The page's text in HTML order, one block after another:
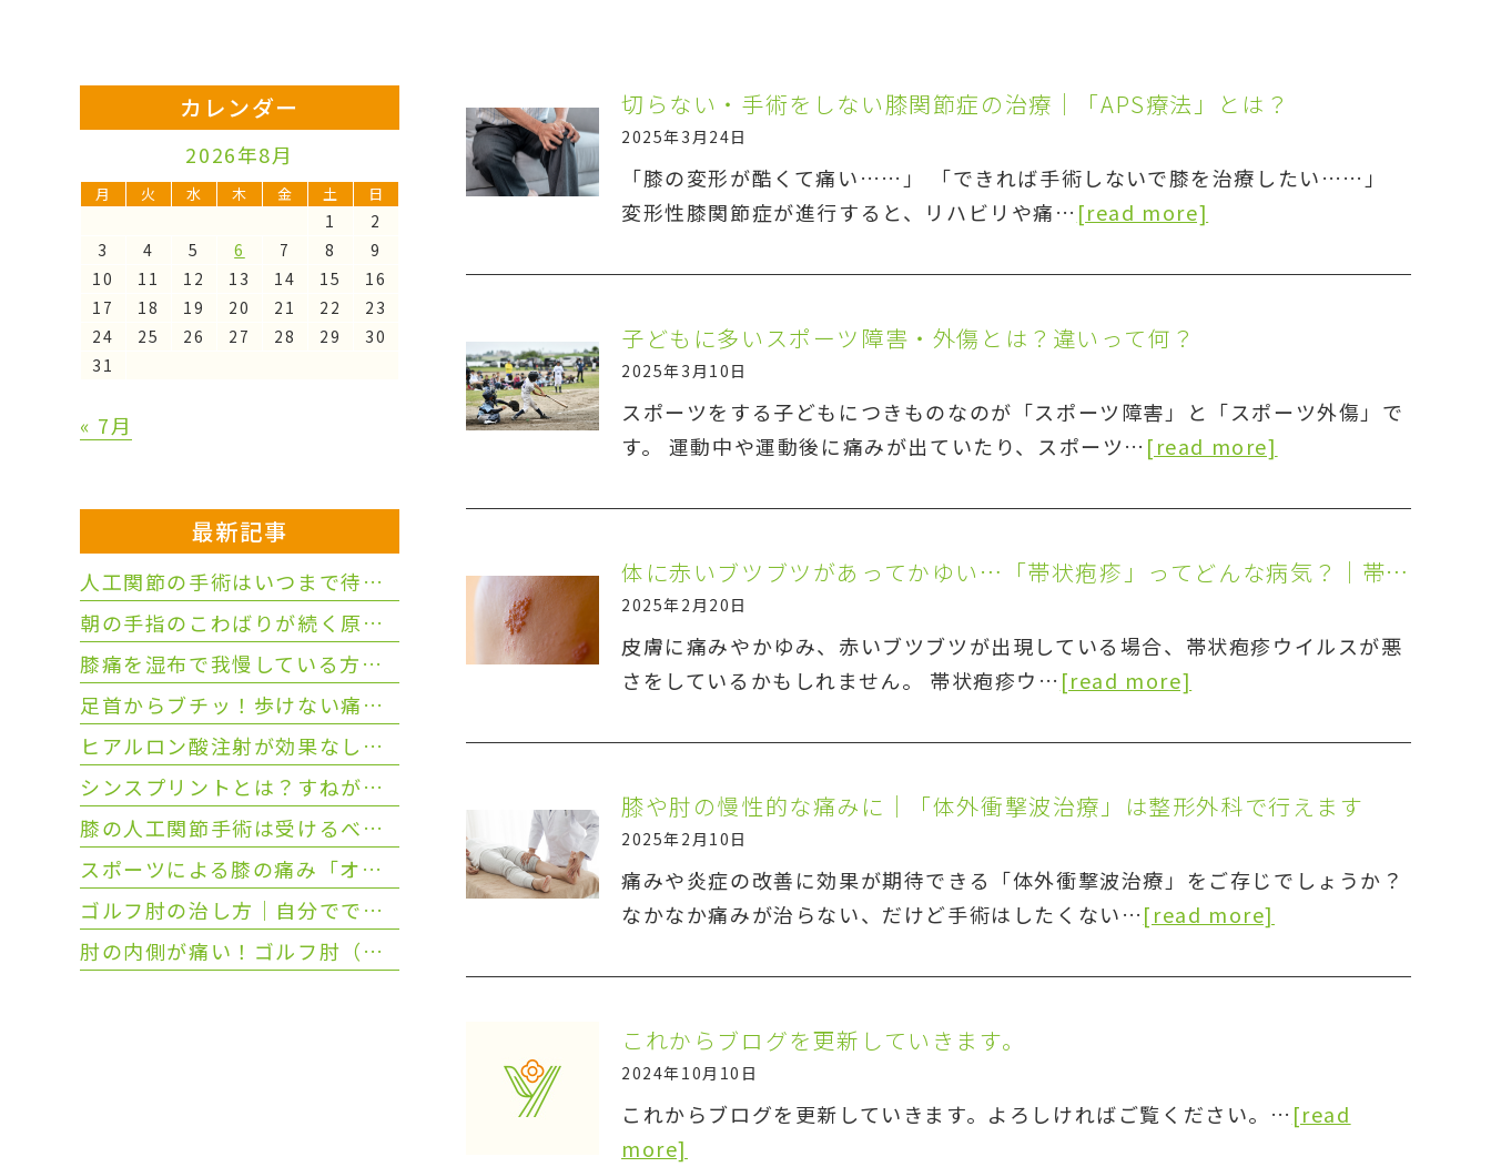
切らない・手術をしない膝関節症の治療｜「APS療法」とは？
2025年3月24日
「膝の変形が酷くて痛い……」 「できれば手術しないで膝を治療したい……」
変形性膝関節症が進行すると、リハビリや痛… [read more]
子どもに多いスポーツ障害・外傷とは？違いって何？
2025年3月10日
スポーツをする子どもにつきものなのが「スポーツ障害」と「スポーツ外傷」で
す。 運動中や運動後に痛みが出ていたり、スポーツ… [read more]
体に赤いブツブツがあってかゆい…「帯状疱疹」ってどんな病気？｜帯状疱疹ワクチンのご案内
2025年2月20日
皮膚に痛みやかゆみ、赤いブツブツが出現している場合、帯状疱疹ウイルスが悪
さをしているかもしれません。 帯状疱疹ウ… [read more]
膝や肘の慢性的な痛みに｜「体外衝撃波治療」は整形外科で行えます
2025年2月10日
痛みや炎症の改善に効果が期待できる「体外衝撃波治療」をご存じでしょうか？
なかなか痛みが治らない、だけど手術はしたくない…[read more]
これからブログを更新していきます。
2024年10月10日
これからブログを更新していきます。よろしければご覧ください。… [read
more]
カレンダー
2026年8月
月 火 水 木 金 土 日
1
2
3
4 5 6 7 8
9
10
11 12 13 14 15
16
17
18 19 20 21 22
23
24
25 26 27 28 29
30
31
« 7月
最新記事
人工関節の手術はいつまで待てる？保存療法から切り替える3つの目安
朝の手指のこわばりが続く原因とは？リウマチや更年期との違いを解説
膝痛を湿布で我慢している方へ！手術を避ける受診のタイミング
足首からブチッ！歩けない痛みは靭帯断裂？仕事休めない方の受診目安
ヒアルロン酸注射が効果なし？次の治療の選択肢3つと選び方を解説
シンスプリントとは？すねが痛くなる原因と症状を解説
膝の人工関節手術は受けるべき？ 高齢者の判断基準と治療の選択
スポーツによる膝の痛み「オスグッド病」と「ジャンパー膝」の違いは？
ゴルフ肘の治し方｜自分でできるストレッチ・テーピングから「PRP療法」まで
肘の内側が痛い！ゴルフ肘（上腕骨内側上顆炎）の原因と症状・セルフチェック